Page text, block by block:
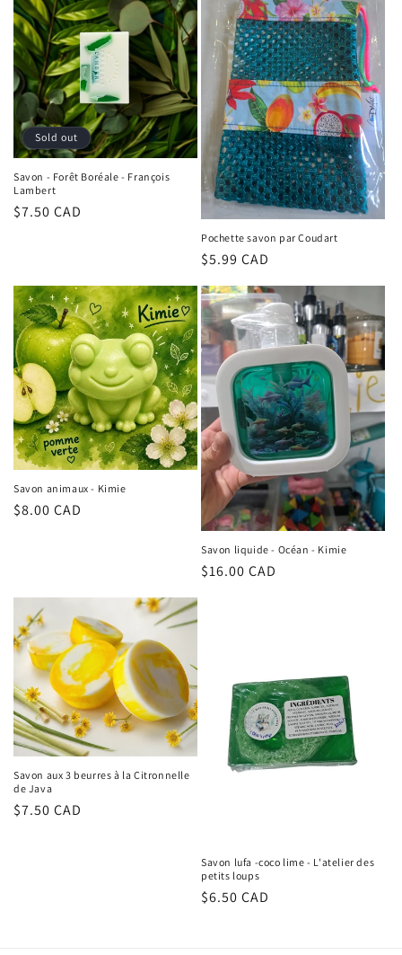
Sold out
Savon - Forêt Boréale - François
Lambert
Regular
$7.50 CAD
Pochette savon par Coudart
Regular
$5.99 CAD
Savon animaux - Kimie
Regular
$8.00 CAD
Savon liquide - Océan - Kimie
Regular
$16.00 CAD
Savon aux 3 beurres à la Citronnelle
de Java
Regular
$7.50 CAD
Savon lufa -coco lime - L'atelier des
petits loups
Regular
$6.50 CAD